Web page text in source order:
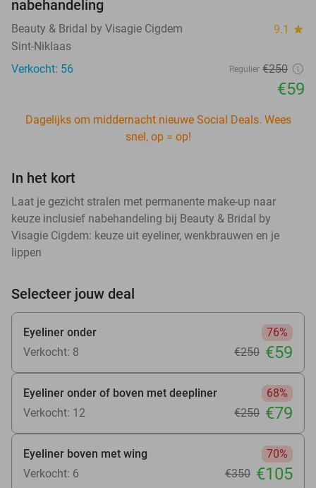
nabehandeling
Beauty & Bridal by Visagie Cigdem 9.1 star
Sint-Niklaas
Verkocht: 56
Regulier €250
€59
Dagelijks om middernacht nieuwe Social Deals. Wees
snel, op = op!
In het kort
Laat je gezicht stralen met permanente make-up naar
keuze inclusief nabehandeling bij Beauty & Bridal by
Visagie Cigdem: keuze uit eyeliner, wenkbrauwen en je
lippen
Selecteer jouw deal
Eyeliner onder
76%
Verkocht: 8
€250 €59
Eyeliner onder of boven met deepliner
68%
Verkocht: 12
€250 €79
Eyeliner boven met wing
70%
Verkocht: 6
€350 €105